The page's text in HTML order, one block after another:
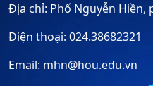
Địa chỉ: Phố Nguyễn Hiền,
Điện thoại: 024.38682321
Email: mhn@hou.edu.vn